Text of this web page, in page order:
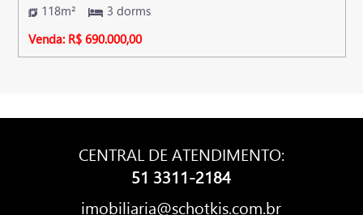
118m²
3 dorms
Venda: R$ 690.000,00
CENTRAL DE ATENDIMENTO:
51 3311-2184
imobiliaria@schotkis.com.br